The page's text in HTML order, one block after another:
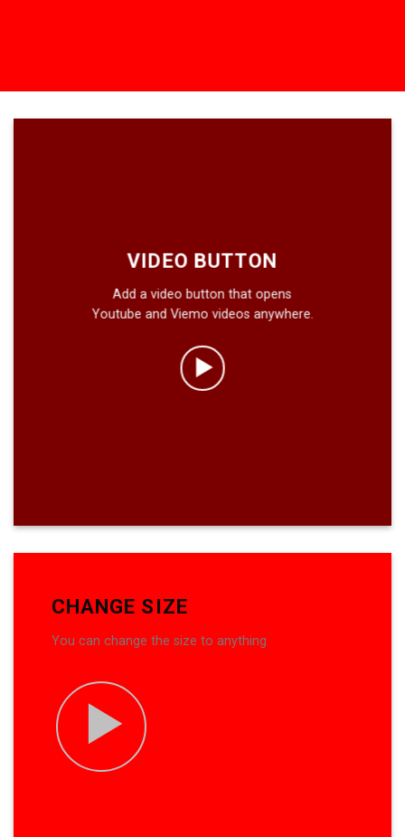
VIDEO BUTTON
Add a video button that opens
Youtube and Viemo videos anywhere.
CHANGE SIZE
You can change the size to anything